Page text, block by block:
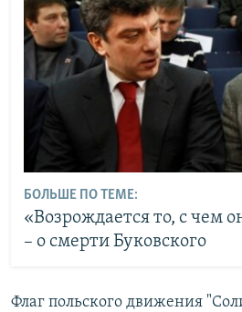
БОЛЬШЕ ПО ТЕМЕ:
«Возрождается то, с чем
– о смерти Буковского
Флаг польского движения